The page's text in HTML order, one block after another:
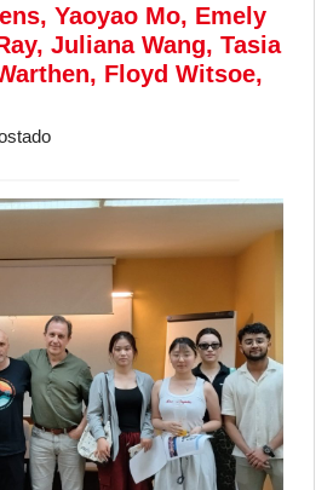
Yaoyao Mo, Emely
Juliana Wang, Tasia
Floyd Witsoe,